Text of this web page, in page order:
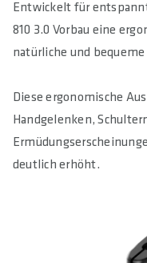
Entwickelt für
810 3.0 Vorbau eine
natürliche und
Diese ergonomische
Handgelenken,
deutlich erhöht.